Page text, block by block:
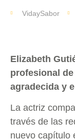
VidaySabor
Elizabeth
profesional
agradecida y
La actriz
través de las
nuevo capítulo